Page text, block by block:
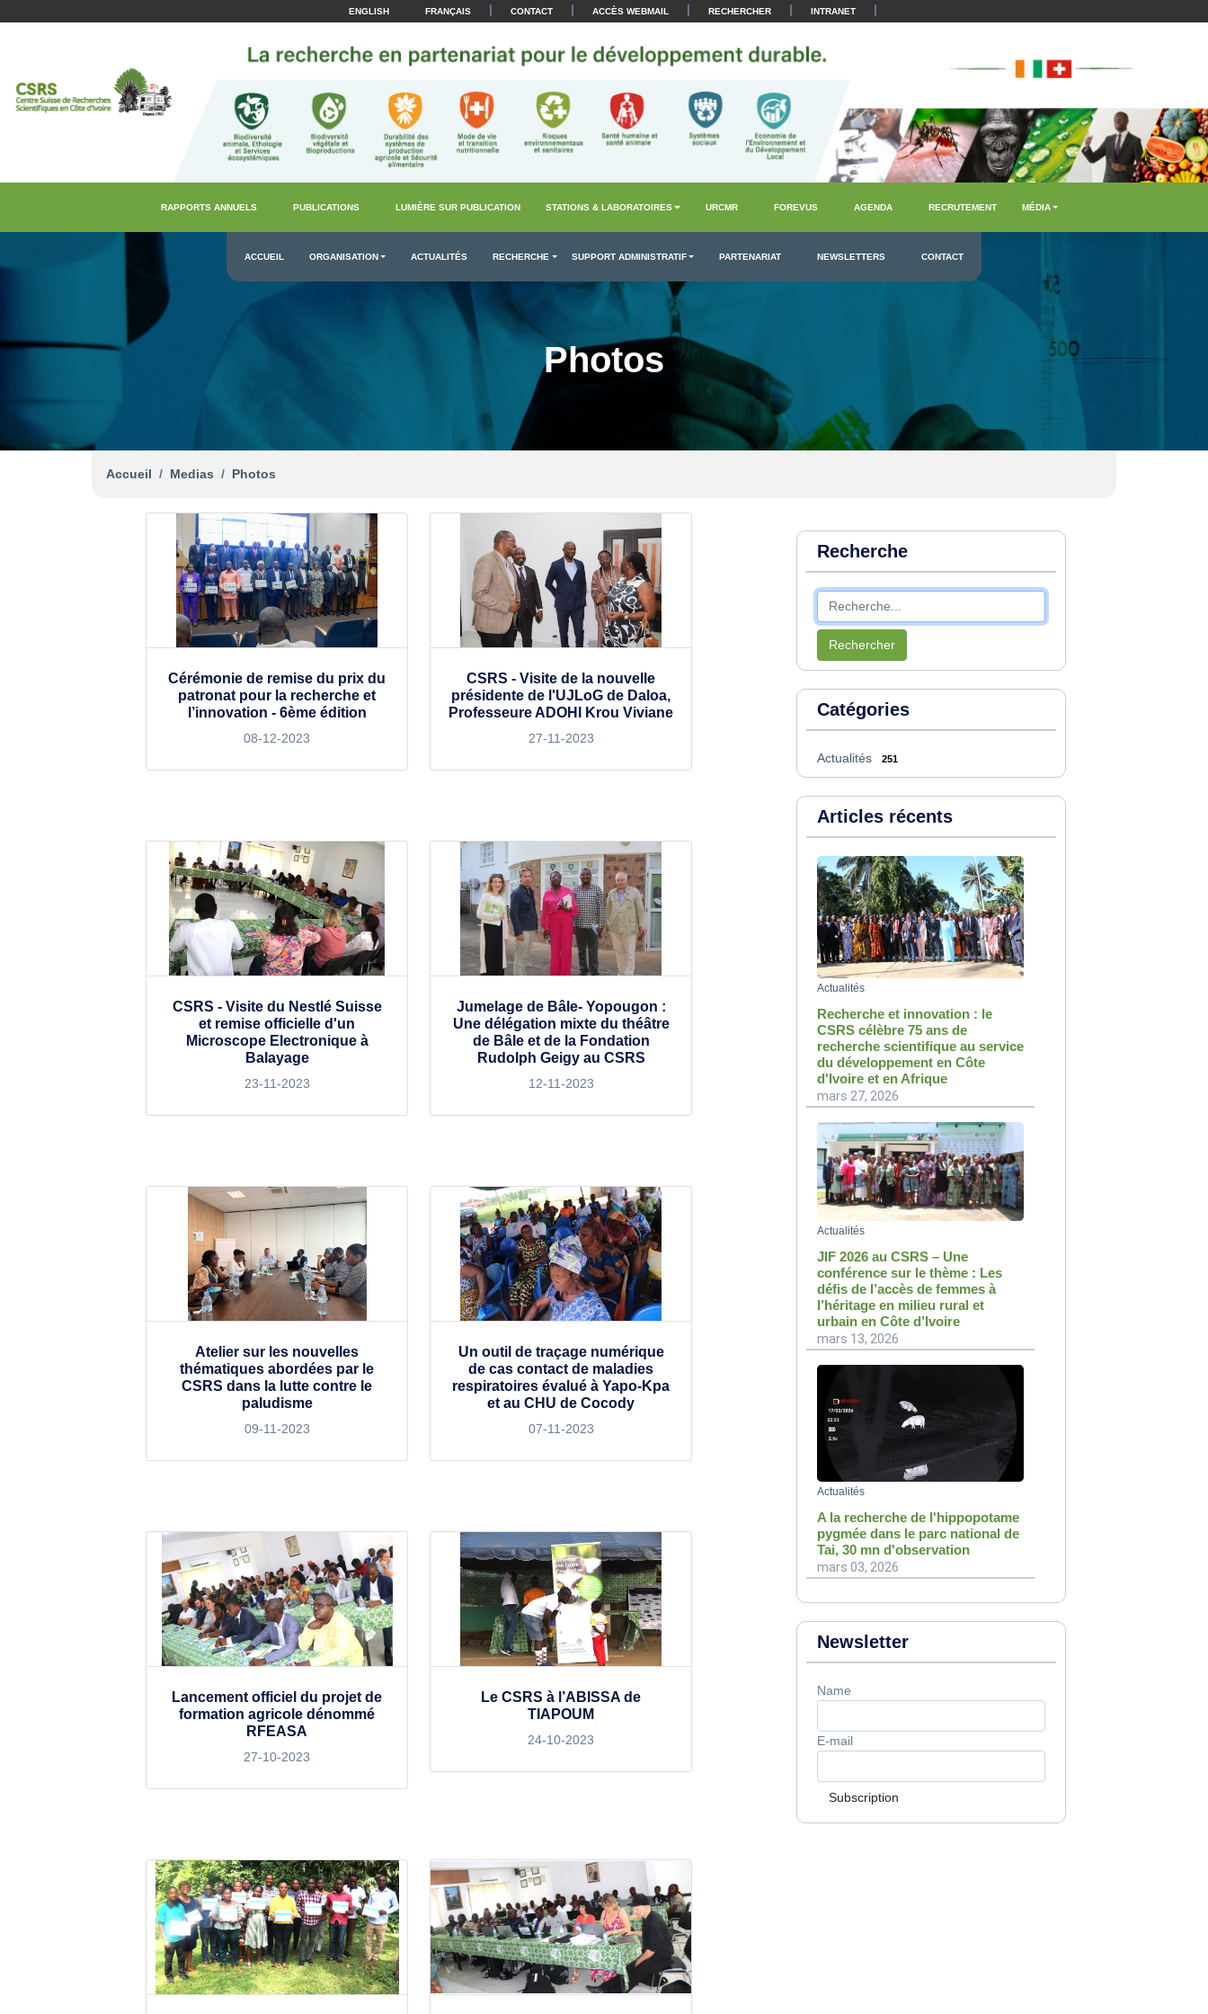
ENGLISH FRANÇAIS | CONTACT | ACCÈS WEBMAIL | RECHERCHER | INTRANET |
RAPPORTS ANNUELS PUBLICATIONS LUMIÈRE SUR PUBLICATION STATIONS & LABORATOIRES URCMR FOREVUS AGENDA RECRUTEMENT MÉDIA
ACCUEIL ORGANISATION ACTUALITÉS RECHERCHE SUPPORT ADMINISTRATIF PARTENARIAT NEWSLETTERS CONTACT
Photos
Accueil Medias Photos
Cérémonie de remise du prix du
patronat pour la recherche et
l’innovation - 6ème édition
08-12-2023
CSRS - Visite de la nouvelle
présidente de l'UJLoG de Daloa,
Professeure ADOHI Krou Viviane
27-11-2023
CSRS - Visite du Nestlé Suisse
et remise officielle d'un
Microscope Electronique à
Balayage
23-11-2023
Jumelage de Bâle- Yopougon :
Une délégation mixte du théâtre
de Bâle et de la Fondation
Rudolph Geigy au CSRS
12-11-2023
Atelier sur les nouvelles
thématiques abordées par le
CSRS dans la lutte contre le
paludisme
09-11-2023
Un outil de traçage numérique
de cas contact de maladies
respiratoires évalué à Yapo-Kpa
et au CHU de Cocody
07-11-2023
Lancement officiel du projet de
formation agricole dénommé
RFEASA
27-10-2023
Le CSRS à l’ABISSA de
TIAPOUM
24-10-2023
Recherche
Rechercher
Catégories
Actualités 251
Articles récents
Actualités
Recherche et innovation : le
CSRS célèbre 75 ans de
recherche scientifique au service
du développement en Côte
d'Ivoire et en Afrique
mars 27, 2026
Actualités
JIF 2026 au CSRS – Une
conférence sur le thème : Les
défis de l’accès de femmes à
l’héritage en milieu rural et
urbain en Côte d’Ivoire
mars 13, 2026
Actualités
A la recherche de l'hippopotame
pygmée dans le parc national de
Tai, 30 mn d'observation
mars 03, 2026
Newsletter
Name
E-mail
Subscription